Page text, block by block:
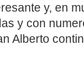
y, en
y con
Alberto